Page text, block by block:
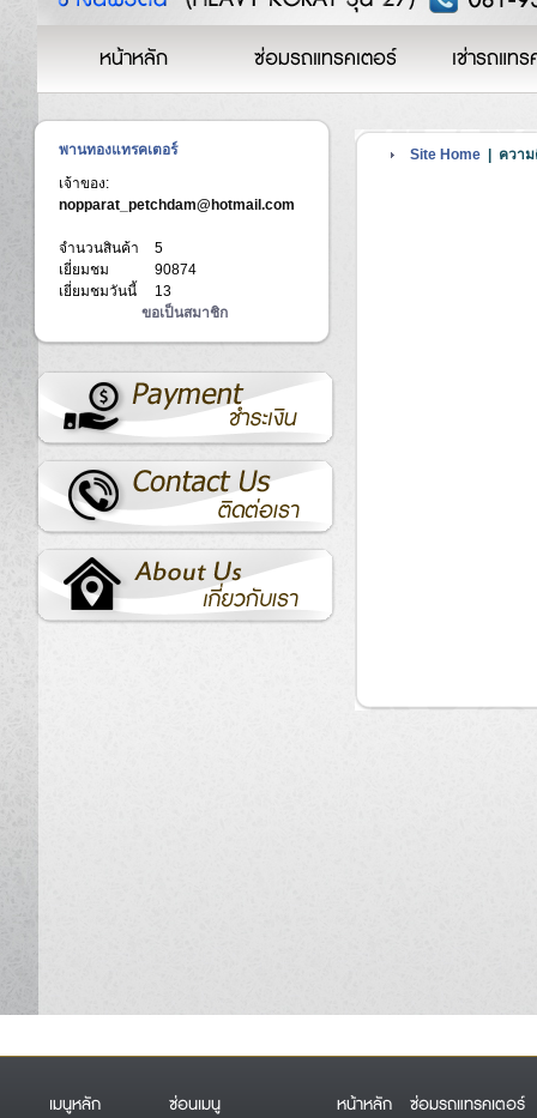
หน้าหลัก ซ่อมรถแทรคเตอร์ เช่ารถแท
พานทองแทรคเตอร์
เจ้าของ:
nopparat_petchdam@hotmail.com
จำนวนสินค้า
5
เยี่ยมชม
90874
เยี่ยมชมวันนี้
13
ขอเป็นสมาชิก
Site Home | ความ
เมนูหลัก
ซ่อนเมนู
หน้าหลัก
ซ่อมรถแทรคเตอร์